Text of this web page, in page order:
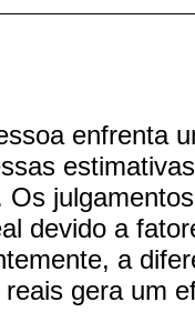
enfrenta
Os
devido a
a
gera um